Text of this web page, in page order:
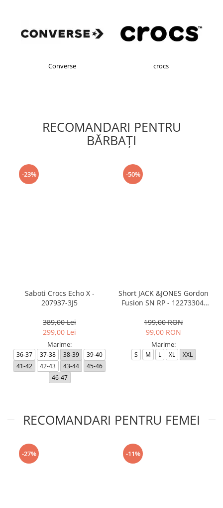
Converse crocs
RECOMANDARI PENTRU
BĂRBAŢI
-23%
Saboti Crocs Echo X -
207937-3J5
389,00 Lei
299,00 Lei
Marime:
36-37 37-38 38-39
39-40
41-42
42-43 43-44
45-46
46-47
-50%
Short JACK &JONES Gordon
Fusion SN RP - 12273304-
199,00 RON
99,00 RON
Marime:
S M L XL XXL
RECOMANDARI PENTRU FEMEI
-27% -11%